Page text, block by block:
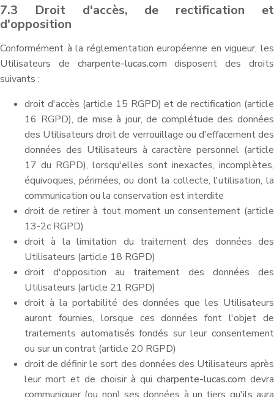
7.3 Droit d'accès, de rectification et
d'opposition
Conformément à la réglementation européenne en vigueur, les
Utilisateurs de charpente-lucas.com disposent des droits
suivants :
droit d'accès (article 15 RGPD) et de rectification (article
16 RGPD), de mise à jour, de complétude des données
des Utilisateurs droit de verrouillage ou d'effacement des
données des Utilisateurs à caractère personnel (article
17 du RGPD), lorsqu'elles sont inexactes, incomplètes,
équivoques, périmées, ou dont la collecte, l'utilisation, la
communication ou la conservation est interdite
droit de retirer à tout moment un consentement (article
13-2c RGPD)
droit à la limitation du traitement des données des
Utilisateurs (article 18 RGPD)
droit d'opposition au traitement des données des
Utilisateurs (article 21 RGPD)
droit à la portabilité des données que les Utilisateurs
auront fournies, lorsque ces données font l'objet de
traitements automatisés fondés sur leur consentement
ou sur un contrat (article 20 RGPD)
droit de définir le sort des données des Utilisateurs après
leur mort et de choisir à qui charpente-lucas.com devra